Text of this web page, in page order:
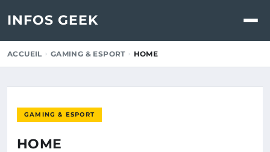
INFOS GEEK
ACCUEIL GAMING & ESPORT HOME
GAMING & ESPORT
HOME